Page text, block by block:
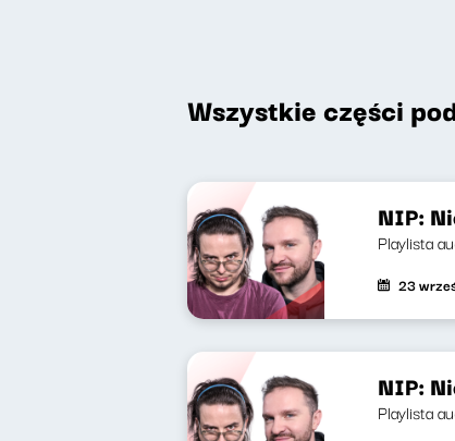
Wszystkie części
NIP:
Playlista
23
NIP:
Playlista